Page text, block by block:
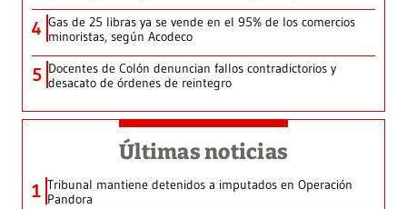
4 Gas de 25 libras ya se vende en el 95% de los comercios
minoristas, según Acodeco
5 Docentes de Colón denuncian fallos contradictorios y
desacato de órdenes de reintegro
Últimas noticias
1 Tribunal mantiene detenidos a imputados en Operación
Pandora